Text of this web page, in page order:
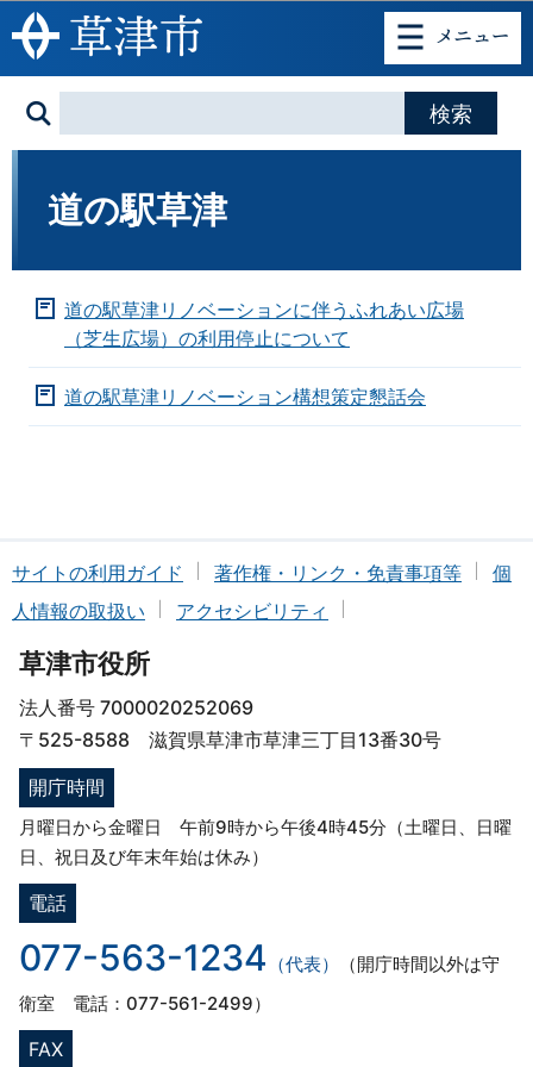
このページの本文へ移動
道の駅草津
道の駅草津リノベーションに伴うふれあい広場
（芝生広場）の利用停止について
道の駅草津リノベーション構想策定懇話会
サイトの利用ガイド 著作権・リンク・免責事項等
個
人情報の取扱い
アクセシビリティ
草津市役所
法人番号 7000020252069
〒525-8588 滋賀県草津市草津三丁目13番30号
開庁時間
月曜日から金曜日 午前9時から午後4時45分（土曜日、日曜
日、祝日及び年末年始は休み）
電話
077-563-1234 （代表）
（開庁時間以外は守
衛室 電話：077-561-2499）
FAX